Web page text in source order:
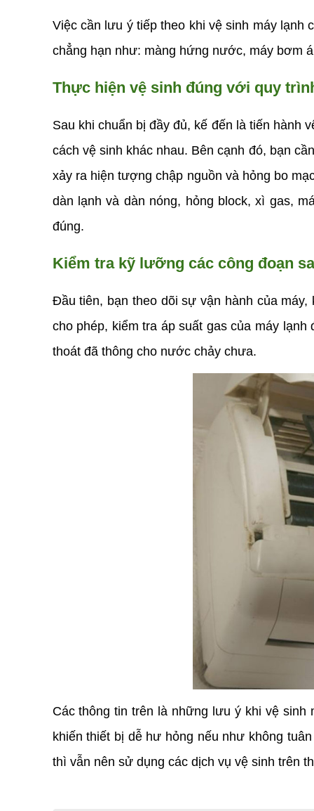
Việc cần lưu ý tiếp theo khi vệ sinh máy lạnh
chẳng hạn như: màng hứng nước, máy bơm
Thực hiện vệ sinh đúng với quy
Sau khi chuẩn bị đầy đủ, kế đến là tiến hành
cách vệ sinh khác nhau. Bên cạnh đó, bạn
xảy ra hiện tượng chập nguồn và hỏng bo
dàn lạnh và dàn nóng, hỏng block, xì gas,
đúng.
Kiểm tra kỹ lưỡng các công đoạn
Đầu tiên, bạn theo dõi sự vận hành của
cho phép, kiểm tra áp suất gas của máy
thoát đã thông cho nước chảy chưa.
Các thông tin trên là những lưu ý khi vệ
khiến thiết bị dễ hư hỏng nếu như không
thì vẫn nên sử dụng các dịch vụ vệ sinh trên